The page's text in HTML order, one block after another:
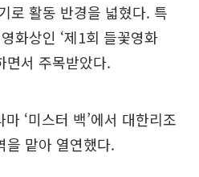
로 활동 반경을 넓혔다. 특
화상인 ‘제1회 들꽃영화
면서 주목받았다.
‘미스터 백’에서 대한리조
을 맡아 열연했다.